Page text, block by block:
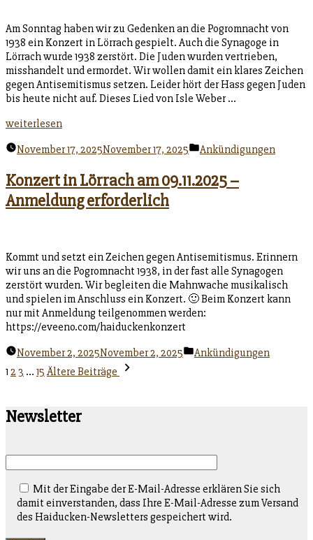
Am Sonntag haben wir zu Gedenken an die Pogromnacht von
1938 ein Konzert in Lörrach gespielt. Auch die Synagoge in
Lörrach wurde 1938 zerstört. Die Juden wurden vertrieben,
misshandelt und ermordet. Wir wollen damit ein klares Zeichen
gegen Antisemitismus setzen. Leider hört der Hass gegen Juden
bis heute nicht auf. Dieses Lied von Isle Weber …
„Danke
weiterlesen
November 17, 2025November 17, 2025
Veröffentlicht
Ankündigungen
Konzert in Lörrach am 09.11.2025 –
Anmeldung erforderlich
Kommt und setzt ein Zeichen gegen Antisemitismus. Erinnern
wir uns an die Pogromnacht 1938, in der fast alle Synagogen
zerstört wurden. Wir begleiten die Mahnwache musikalisch
und spielen im Anschluss ein Konzert. 🙂 Beim Konzert kann
nur mit Anmeldung teilgenommen werden:
https://eveeno.com/haiduckenkonzert
November 2, 2025November 2, 2025
Veröffentlicht
Ankündigungen
Seitennummerierung
Beiträge
1 2 3 … 15 Ältere Beiträge
Newsletter
Mit der Eingabe der E-Mail-Adresse erklären Sie sich
damit einverstanden, dass Ihre E-Mail-Adresse zum Versand
des Haiducken-Newsletters gespeichert wird.